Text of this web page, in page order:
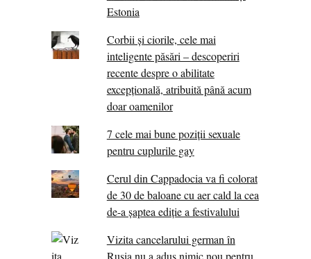
Estonia
Corbii şi ciorile, cele mai
inteligente păsări – descoperiri
recente despre o abilitate
excepţională, atribuită până acum
doar oamenilor
7 cele mai bune poziții sexuale
pentru cuplurile gay
Cerul din Cappadocia va fi colorat
de 30 de baloane cu aer cald la cea
de-a șaptea ediție a festivalului
Vizita cancelarului german în